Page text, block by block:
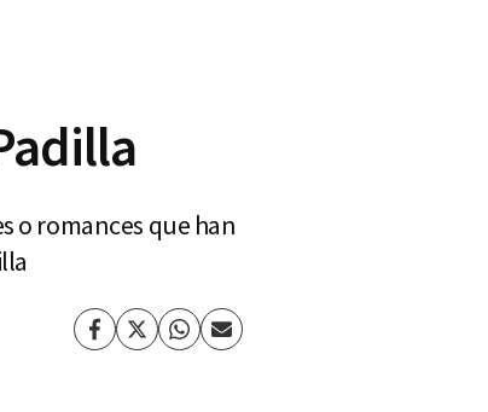
o romances que han
Facebook
TwitterWhatsapp
Enviar